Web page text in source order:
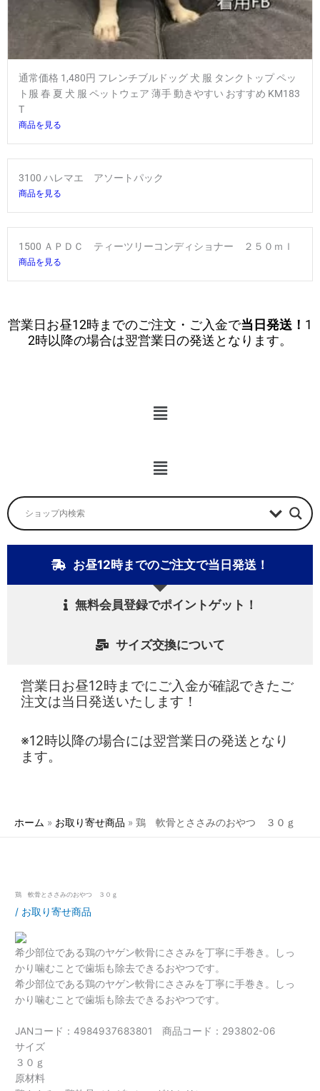
通常価格 1,480円 フレンチブルドッグ 犬 服 タンクトップ ペッ
ト服 春 夏 犬 服 ペットウェア 薄手 動きやすい おすすめ KM183
T
商品を見る
3100 ハレマエ アソートパック
商品を見る
1500 ＡＰＤＣ ティーツリーコンディショナー ２５０ｍｌ
商品を見る
営業日お昼12時までのご注文・ご入金で当日発送！ 1
2時以降の場合は翌営業日の発送となります。
メ
ニ
メ
ニ
ュ
お昼12時までのご注文で当日発送！
無料会員登録でポイントゲット！
サイズ交換について
営業日お昼12時までにご入金が確認できたご
注文は当日発送いたします！
※12時以降の場合には翌営業日の発送となり
ます。
ホーム お取り寄せ商品 鶏 軟骨とささみのおやつ ３０ｇ
鶏 軟骨とささみのおやつ ３０ｇ
/ お取り寄せ商品
希少部位である鶏のヤゲン軟骨にささみを丁寧に手巻き。しっ
かり噛むことで歯垢も除去できるおやつです。
希少部位である鶏のヤゲン軟骨にささみを丁寧に手巻き。しっ
かり噛むことで歯垢も除去できるおやつです。
JANコード：4984937683801 商品コード：293802-06
サイズ
３０ｇ
原材料